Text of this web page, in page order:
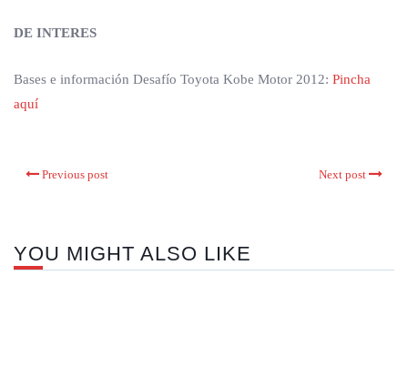
DE INTERES
Bases e información Desafío Toyota Kobe Motor 2012: Pincha
aquí
Previous post Next post
YOU MIGHT ALSO LIKE